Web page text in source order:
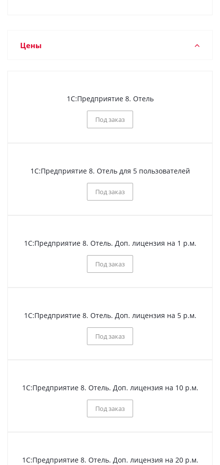
Цены
1С:Предприятие 8. Отель
Под заказ
1С:Предприятие 8. Отель для 5 пользователей
Под заказ
1С:Предприятие 8. Отель. Доп. лицензия на 1 р.м.
Под заказ
1С:Предприятие 8. Отель. Доп. лицензия на 5 р.м.
Под заказ
1С:Предприятие 8. Отель. Доп. лицензия на 10 р.м.
Под заказ
1С:Предприятие 8. Отель. Доп. лицензия на 20 р.м.